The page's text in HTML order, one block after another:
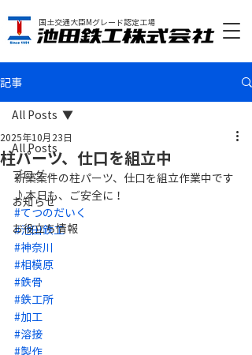
国土交通大臣Mグレード認定工場
記事
All Posts
ブログ
お知らせ
お役立ち情報
All Posts
柱パーツ、仕口を組立中
2025年10月23日
新築案件の柱パーツ、仕口を組立作業中です
♪本日も、ご安全に！
#てつのだいく
#池田鉄工
#神奈川
#相模原
#鉄骨
#鉄工所
#加工
#溶接
#製作